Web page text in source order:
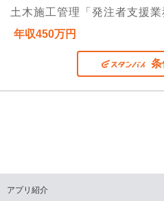
土木施工管理「発注者支援
年収450万円
条
アプリ紹介